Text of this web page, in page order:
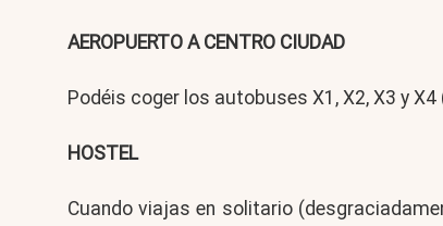
AEROPUERTO A CENTRO CIUDAD
Podéis coger los autobuses X1, X2, X3 y
HOSTEL
Cuando viajas en solitario